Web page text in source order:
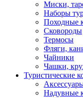
Миски,
Наборы
Походные
Сковороды
Термосы
Фляги,
Чайники
Чашки,
Туристические
Надувные